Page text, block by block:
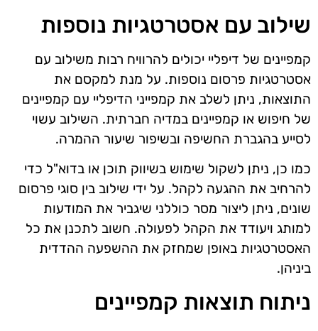
שילוב עם אסטרטגיות נוספות
קמפיינים של דיפליי יכולים להרוויח רבות משילוב עם
אסטרטגיות פרסום נוספות. על מנת למקסם את
התוצאות, ניתן לשלב את קמפייני הדיפליי עם קמפיינים
של חיפוש או קמפיינים במדיה חברתית. השילוב עשוי
לסייע בהגברת החשיפה ובשיפור שיעור ההמרה.
כמו כן, ניתן לשקול שימוש בשיווק תוכן או בדוא"ל כדי
להרחיב את ההגעה לקהל. על ידי שילוב בין סוגי פרסום
שונים, ניתן ליצור מסר כוללני שיגביר את המודעות
למותג ויעודד את הקהל לפעולה. חשוב לתכנן את כל
האסטרטגיות באופן שמחזק את ההשפעה ההדדית
ביניהן.
ניתוח תוצאות קמפיינים